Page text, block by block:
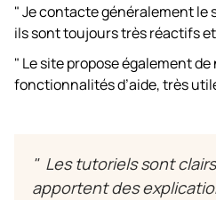
" Je contacte généralement le
ils sont toujours très réactifs
" Le site propose également
fonctionnalités d’aide, très
" Les tutoriels sont
apportent des